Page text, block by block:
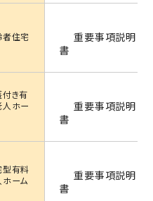
者住宅
重要事項説明
書
付き有
人ホー
重要事項説明
書
型有料
ホーム
重要事項説明
書